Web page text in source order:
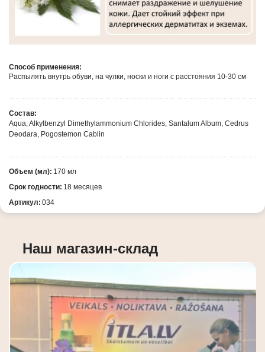
Способ применения:
Распылять внутрь обуви, на чулки, носки и ноги с расстояния 10-30 см
Состав:
Aqua, Alkylbenzyl Dimethylammonium Chlorides, Santalum Album, Cedrus
Deodara, Pogostemon Cablin
Объем (мл): 170 мл
Срок годности: 18 месяцев
Артикул: 034
Наш магазин-склад